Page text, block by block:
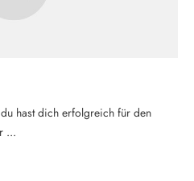
hast dich erfolgreich für den
...